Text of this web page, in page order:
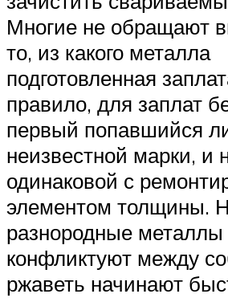
Многие не обращают
то, из какого металла
подготовленная
правило, для заплат
первый попавшийся
неизвестной марки, и
одинаковой с
элементом толщины.
разнородные металлы
конфликтуют между
ржаветь начинают